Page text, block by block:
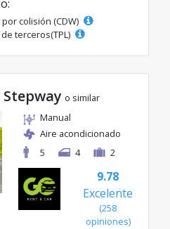
colisión (CDW)
terceros(TPL)
Stepway o similar
Manual
Aire acondicionado
5
4 2
9.78
Excelente
(258
opiniones)